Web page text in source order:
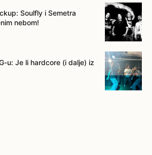
Soulfly i Semetra
nebom!
u: Je li hardcore (i dalje) iz